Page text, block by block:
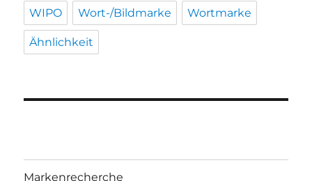
WIPO Wort-/Bildmarke Wortmarke
Ähnlichkeit
Markenrecherche